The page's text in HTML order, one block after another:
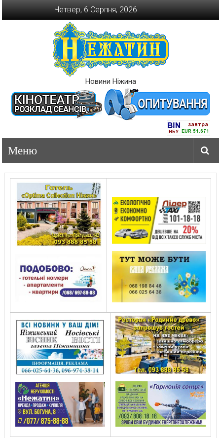
Четвер, 6 Серпня, 2026
Новини Ніжина